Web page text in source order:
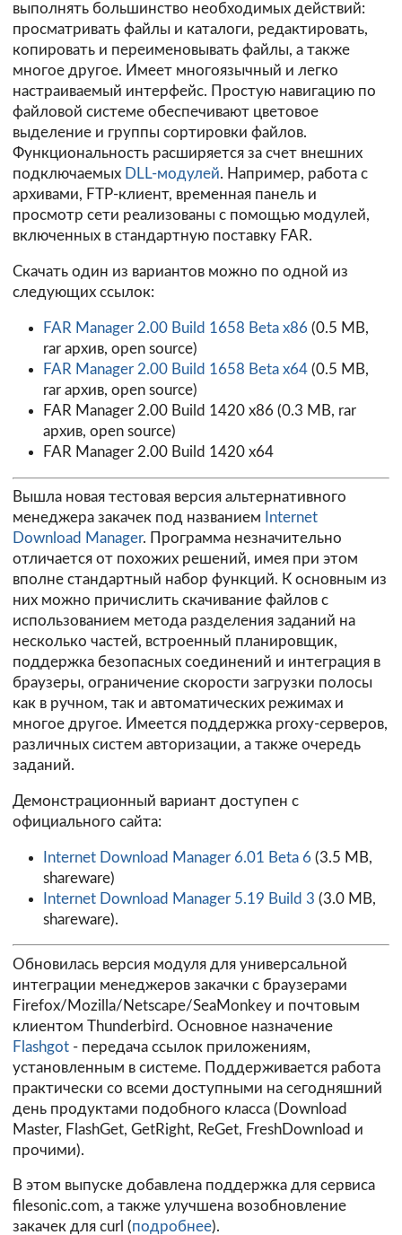
выполнять большинство необходимых действий:
просматривать файлы и каталоги, редактировать,
копировать и переименовывать файлы, а также
многое другое. Имеет многоязычный и легко
настраиваемый интерфейс. Простую навигацию по
файловой системе обеспечивают цветовое
выделение и группы сортировки файлов.
Функциональность расширяется за счет внешних
подключаемых DLL-модулей. Например, работа с
архивами, FTP-клиент, временная панель и
просмотр сети реализованы с помощью модулей,
включенных в стандартную поставку FAR.
Скачать один из вариантов можно по одной из
следующих ссылок:
FAR Manager 2.00 Build 1658 Beta x86 (0.5 MB,
rar архив, open source)
FAR Manager 2.00 Build 1658 Beta x64(0.5 MB,
rar архив, open source)
FAR Manager 2.00 Build 1420 x86 (0.3 MB, rar
архив, open source)
FAR Manager 2.00 Build 1420 x64
Вышла новая тестовая версия альтернативного
менеджера закачек под названием
Internet
Download Manager. Программа незначительно
отличается от похожих решений, имея при этом
вполне стандартный набор функций. К основным из
них можно причислить скачивание файлов с
использованием метода разделения заданий на
несколько частей, встроенный планировщик,
поддержка безопасных соединений и интеграция в
браузеры, ограничение скорости загрузки полосы
как в ручном, так и автоматических режимах и
многое другое. Имеется поддержка proxy-серверов,
различных систем авторизации, а также очередь
заданий.
Демонстрационный вариант доступен с
официального сайта:
Internet Download Manager 6.01 Beta 6 (3.5 MB,
shareware)
Internet Download Manager 5.19 Build 3 (3.0 MB,
shareware).
Обновилась версия модуля для универсальной
интеграции менеджеров закачки с браузерами
Firefox/Mozilla/Netscape/SeaMonkey и почтовым
клиентом Thunderbird. Основное назначение
Flashgot - передача ссылок приложениям,
установленным в системе. Поддерживается работа
практически со всеми доступными на сегодняшний
день продуктами подобного класса (Download
Master, FlashGet, GetRight, ReGet, FreshDownload и
прочими).
В этом выпуске добавлена поддержка для сервиса
filesonic.com, а также улучшена возобновление
закачек для curl (подробнее).